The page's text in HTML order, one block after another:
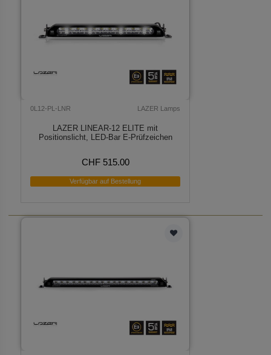
0L12-PL-LNR LAZER Lamps
LAZER LINEAR-12 ELITE mit
Positionslicht, LED-Bar E-Prüfzeichen
CHF 515.00
Verfügbar auf Bestellung